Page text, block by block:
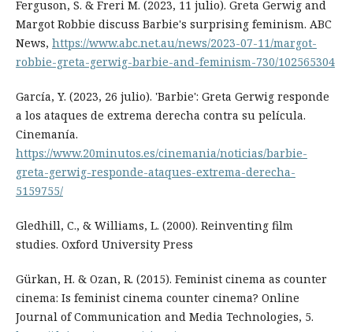
Ferguson, S. & Freri M. (2023, 11 julio). Greta Gerwig and
Margot Robbie discuss Barbie's surprising feminism. ABC
News, https://www.abc.net.au/news/2023-07-11/margot-
robbie-greta-gerwig-barbie-and-feminism-730/102565304
García, Y. (2023, 26 julio). 'Barbie': Greta Gerwig responde
a los ataques de extrema derecha contra su película.
Cinemanía.
https://www.20minutos.es/cinemania/noticias/barbie-
greta-gerwig-responde-ataques-extrema-derecha-
5159755/
Gledhill, C., & Williams, L. (2000). Reinventing film
studies. Oxford University Press
Gürkan, H. & Ozan, R. (2015). Feminist cinema as counter
cinema: Is feminist cinema counter cinema? Online
Journal of Communication and Media Technologies, 5.